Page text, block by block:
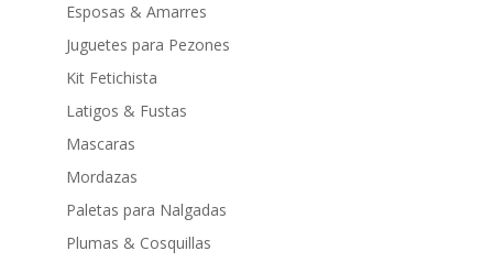
Esposas & Amarres
Juguetes para Pezones
Kit Fetichista
Latigos & Fustas
Mascaras
Mordazas
Paletas para Nalgadas
Plumas & Cosquillas